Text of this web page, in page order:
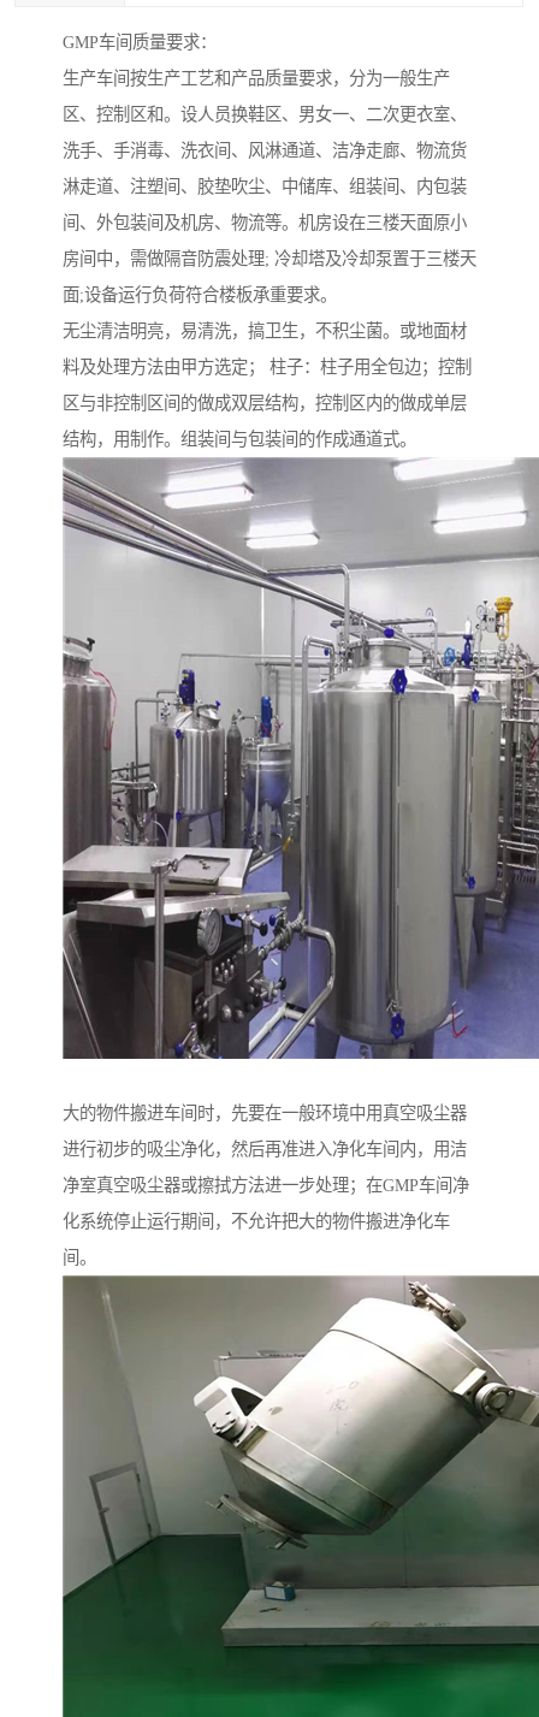
GMP车间质量要求：
生产车间按生产工艺和产品质量要求，分为一般生产
区、控制区和。设人员换鞋区、男女一、二次更衣室、
洗手、手消毒、洗衣间、风淋通道、洁净走廊、物流货
淋走道、注塑间、胶垫吹尘、中储库、组装间、内包装
间、外包装间及机房、物流等。机房设在三楼天面原小
房间中，需做隔音防震处理; 冷却塔及冷却泵置于三楼天
面;设备运行负荷符合楼板承重要求。
无尘清洁明亮，易清洗，搞卫生，不积尘菌。或地面材
料及处理方法由甲方选定； 柱子：柱子用全包边；控制
区与非控制区间的做成双层结构，控制区内的做成单层
结构，用制作。组装间与包装间的作成通道式。
大的物件搬进车间时，先要在一般环境中用真空吸尘器
进行初步的吸尘净化，然后再准进入净化车间内，用洁
净室真空吸尘器或擦拭方法进一步处理；在GMP车间净
化系统停止运行期间，不允许把大的物件搬进净化车
间。